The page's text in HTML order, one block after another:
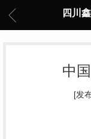
四川
中
[发